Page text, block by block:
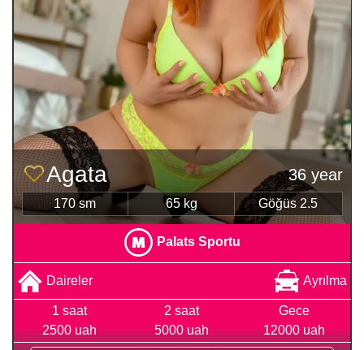
Agata 36 year
170 sm 65 kg Göğüs 2.5
Palats Sportu
Daireler Ayrılma
1 saat
2500 uah
2 saat
5000 uah
Gece
12000 uah